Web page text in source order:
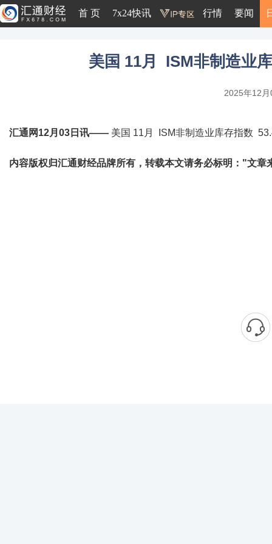
首 页 7x24快讯 行情 要闻
美国 11月 ISM非制造业
2025年12
汇通网12月03日讯—— 美国 11月 ISM非制造业库存指数
内容版权归汇通财经品牌所有，转载本文请务必标明："文章